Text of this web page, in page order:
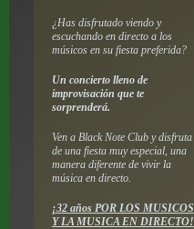
¿Has disfrutado viendo y
escuchando en directo a los
músicos en su fiesta preferida?
Un concierto lleno de
improvisación que te
sorprenderá.
Ven a Black Note Club y disfruta
de una fiesta muy especial, una
manera diferente de vivir la
música en directo.
¡32 años POR LOS MUSICOS
Y LA MUSICA EN DIRECTO!